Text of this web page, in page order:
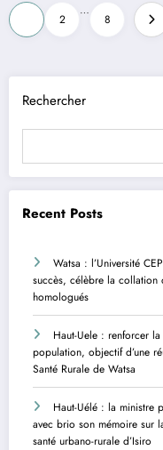
Pagination
des
publications
2
…
8
Rechercher
Recent Posts
Watsa : l’Université
succès, célèbre la collation
homologués
Haut-Uele : renforcer
population, objectif d’une
Santé Rurale de Watsa
Haut-Uélé : la ministre
avec brio son mémoire sur
santé urbano-rurale d’Isiro